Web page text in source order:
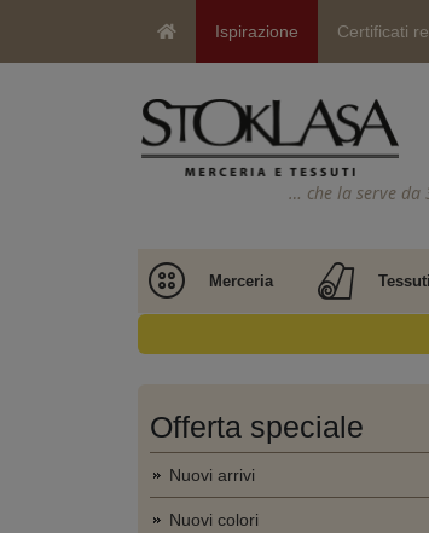
Ispirazione Certificati
… che la serve da
Merceria Tessuti
Offerta speciale
Nuovi arrivi
Nuovi colori